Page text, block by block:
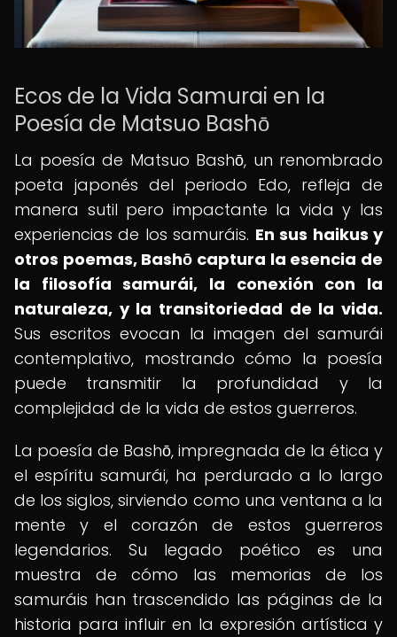
Ecos de la Vida Samurai en la
Poesía de Matsuo Bashō
La poesía de Matsuo Bashō, un renombrado
poeta japonés del periodo Edo, refleja de
manera sutil pero impactante la vida y las
experiencias de los samuráis. En sus haikus y
otros poemas, Bashō captura la esencia de
la filosofía samurái, la conexión con la
naturaleza, y la transitoriedad de la vida.
Sus escritos evocan la imagen del samurái
contemplativo, mostrando cómo la poesía
puede transmitir la profundidad y la
complejidad de la vida de estos guerreros.
La poesía de Bashō, impregnada de la ética y
el espíritu samurái, ha perdurado a lo largo
de los siglos, sirviendo como una ventana a la
mente y el corazón de estos guerreros
legendarios. Su legado poético es una
muestra de cómo las memorias de los
samuráis han trascendido las páginas de la
historia para influir en la expresión artística y